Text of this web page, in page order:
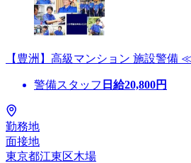
【豊洲】高級マンション 施設警備
警備スタッフ 日給20,800円
勤務地
面接地
東京都江東区木場